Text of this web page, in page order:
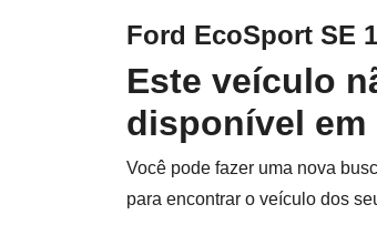
Ford EcoSport SE
Este veículo
disponível
Você pode fazer uma nova
para encontrar o veículo dos